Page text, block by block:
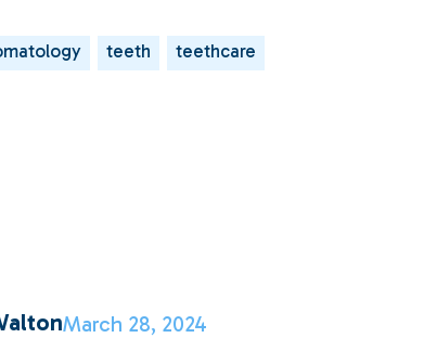
teeth teethcare
March 28, 2024